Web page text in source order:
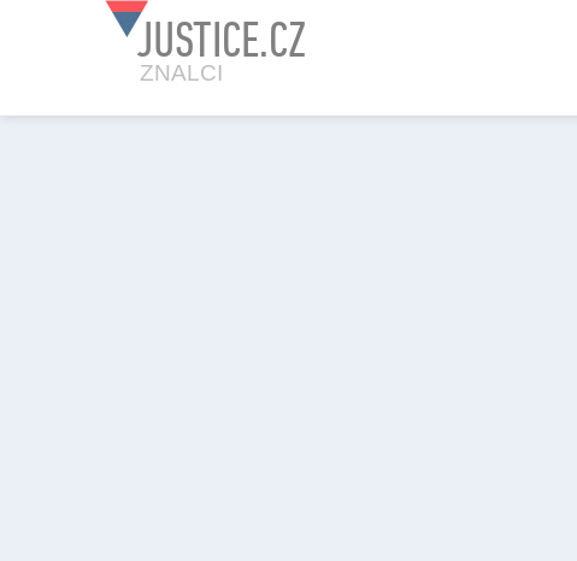
JUSTICE.CZ
ZNALCI